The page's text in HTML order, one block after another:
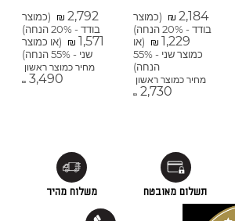
₪ 2,184
(כמוצר
בודד - 20% הנחה)
₪ 1,229
(או
כמוצר שני - 55%
הנחה)
מחיר כמוצר ראשון
₪ 2,730
₪ 2,792
(כמוצר
בודד - 20% הנחה)
₪ 1,571
(או כמוצר
שני - 55% הנחה)
מחיר כמוצר ראשון
₪ 3,490
תשלום מאובטח משלוח מהיר